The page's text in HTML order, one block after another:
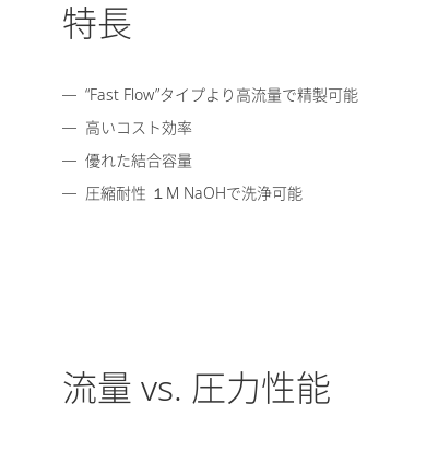
特長
“Fast Flow”タイプより高流量で精製可能
高いコスト効率
優れた結合容量
圧縮耐性 １M NaOHで洗浄可能
流量 vs. 圧力性能